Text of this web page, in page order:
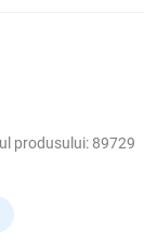
produsului: 89729